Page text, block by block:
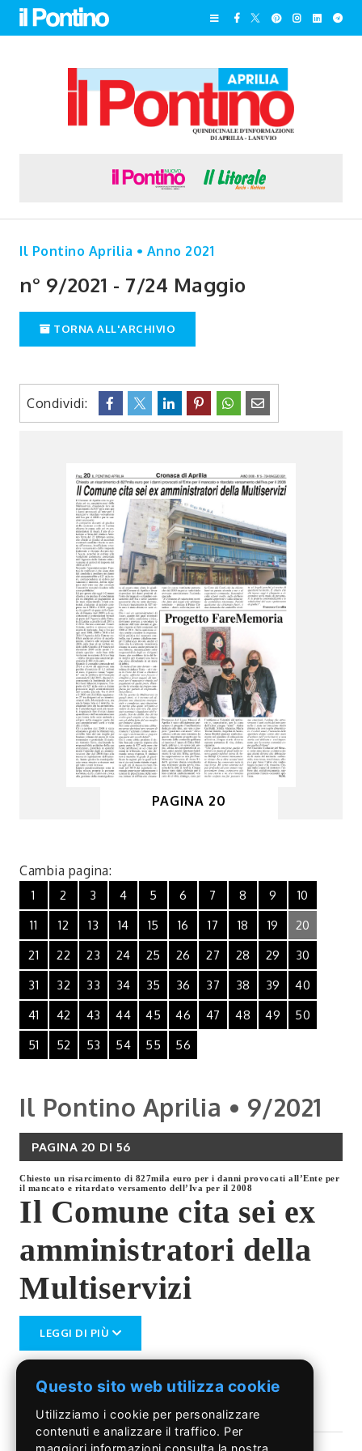
Il Pontino Aprilia • Anno 2021
n° 9/2021 - 7/24 Maggio
TORNA ALL'ARCHIVIO
Condividi:
PAGINA 20
Cambia pagina:
1 2 3 4 5 6 7 8 9
10
11
12 13 14 15 16 17 18 19
20
21
22 23 24 25 26 27 28 29
30
31
32 33 34 35 36 37 38 39
40
41
42 43 44 45 46 47 48 49
50
51
52 53 54 55 56
Il Pontino Aprilia • 9/2021
PAGINA 20 DI 56
Chiesto un risarcimento di 827mila euro per i danni provocati all’Ente per
il mancato e ritardato versamento dell’Iva per il 2008
Il Comune cita sei ex
amministratori della
Multiservizi
Progetto FareMemoria
LEGGI DI PIÙ
Questo sito web utilizza cookie
Utilizziamo i cookie per personalizzare
contenuti e analizzare il traffico. Per
maggiori informazioni consulta la nostra